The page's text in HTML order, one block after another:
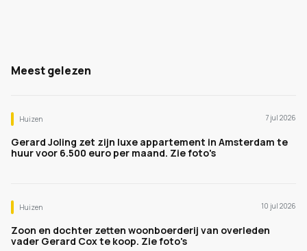
Meest gelezen
Huizen 7 jul 2026
Gerard Joling zet zijn luxe appartement in Amsterdam te
huur voor 6.500 euro per maand. Zie foto's
Huizen 10 jul 2026
Zoon en dochter zetten woonboerderij van overleden
vader Gerard Cox te koop. Zie foto's